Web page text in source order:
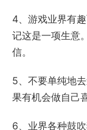
4、游戏业界有
记这是一项生意
信。
5、不要单纯地
果有机会做自己
6、业界各种鼓